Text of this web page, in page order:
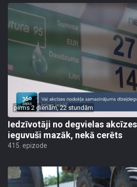
pirms 2 dienām, 22 stundām
Iedzīvotāji no degvielas
ieguvuši mazāk, nekā cerēts
415. epizode